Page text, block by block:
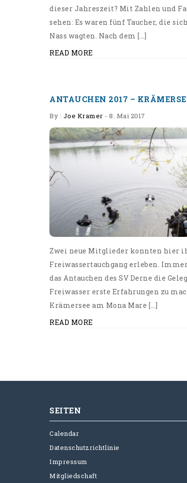
dieser Jahreszeit? Mit Zahlen und
sehen: Es waren fünf Taucher, die
Nass wagten. Nach dem […]
READ MORE
ANTAUCHEN 2017 –
By : Joe Kramer - 8. Mai 2017
Zwei neue Mitglieder konnten hier
Freiwassertauchgang erleben.
das Antauchen des SV Derne die
Freiwasser erste Erfahrungen zu
Krämersee am Mona Mare […]
READ MORE
SEITEN
Calendar
Datenschutzrichtlinie
Impressum
Mitgliedschaft